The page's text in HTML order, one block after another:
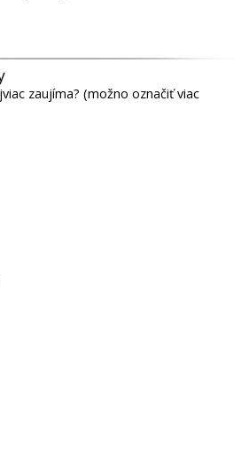
zaujíma? (možno označiť viac